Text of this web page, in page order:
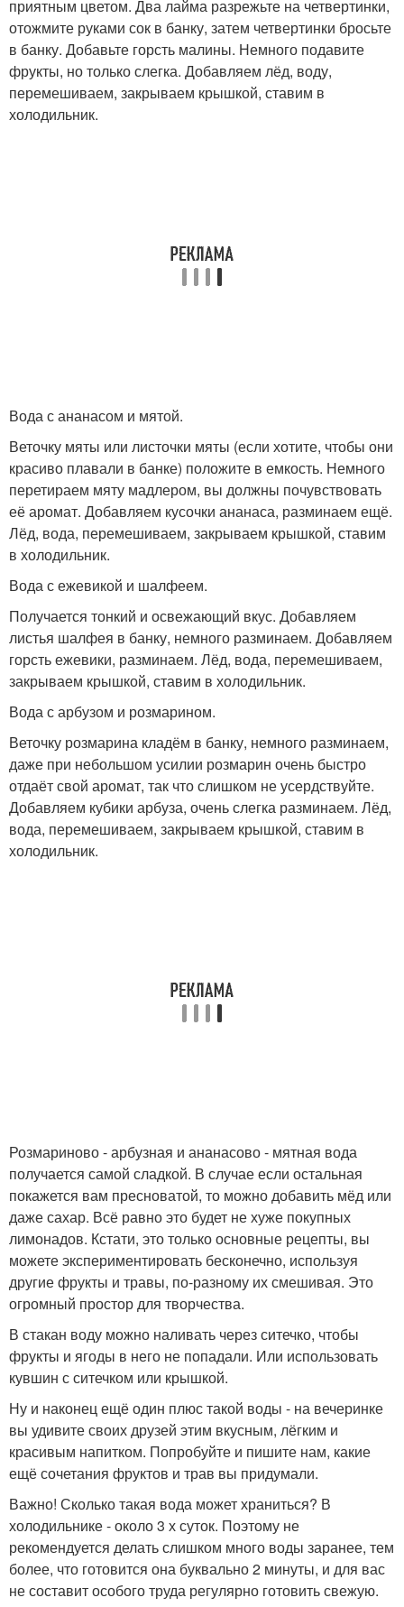
приятным цветом. Два лайма разрежьте на четвертинки,
отожмите руками сок в банку, затем четвертинки бросьте
в банку. Добавьте горсть малины. Немного подавите
фрукты, но только слегка. Добавляем лёд, воду,
перемешиваем, закрываем крышкой, ставим в
холодильник.
Вода с ананасом и мятой.
Веточку мяты или листочки мяты (если хотите, чтобы они
красиво плавали в банке) положите в емкость. Немного
перетираем мяту мадлером, вы должны почувствовать
её аромат. Добавляем кусочки ананаса, разминаем ещё.
Лёд, вода, перемешиваем, закрываем крышкой, ставим
в холодильник.
Вода с ежевикой и шалфеем.
Получается тонкий и освежающий вкус. Добавляем
листья шалфея в банку, немного разминаем. Добавляем
горсть ежевики, разминаем. Лёд, вода, перемешиваем,
закрываем крышкой, ставим в холодильник.
Вода с арбузом и розмарином.
Веточку розмарина кладём в банку, немного разминаем,
даже при небольшом усилии розмарин очень быстро
отдаёт свой аромат, так что слишком не усердствуйте.
Добавляем кубики арбуза, очень слегка разминаем. Лёд,
вода, перемешиваем, закрываем крышкой, ставим в
холодильник.
Розмариново - арбузная и ананасово - мятная вода
получается самой сладкой. В случае если остальная
покажется вам пресноватой, то можно добавить мёд или
даже сахар. Всё равно это будет не хуже покупных
лимонадов. Кстати, это только основные рецепты, вы
можете экспериментировать бесконечно, используя
другие фрукты и травы, по-разному их смешивая. Это
огромный простор для творчества.
В стакан воду можно наливать через ситечко, чтобы
фрукты и ягоды в него не попадали. Или использовать
кувшин с ситечком или крышкой.
Ну и наконец ещё один плюс такой воды - на вечеринке
вы удивите своих друзей этим вкусным, лёгким и
красивым напитком. Попробуйте и пишите нам, какие
ещё сочетания фруктов и трав вы придумали.
Важно! Сколько такая вода может храниться? В
холодильнике - около 3 х суток. Поэтому не
рекомендуется делать слишком много воды заранее, тем
более, что готовится она буквально 2 минуты, и для вас
не составит особого труда регулярно готовить свежую.